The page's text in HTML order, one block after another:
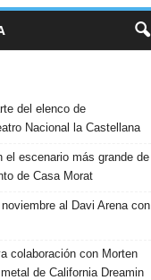
del elenco de
Nacional la Castellana
el escenario más grande de
de Casa Morat
al Davi Arena con
colaboración con Morten
de California Dreamin